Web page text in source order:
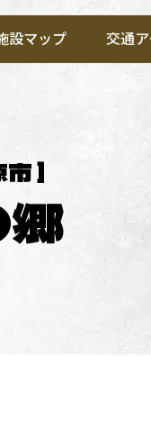
設マップ 交通
市 ]